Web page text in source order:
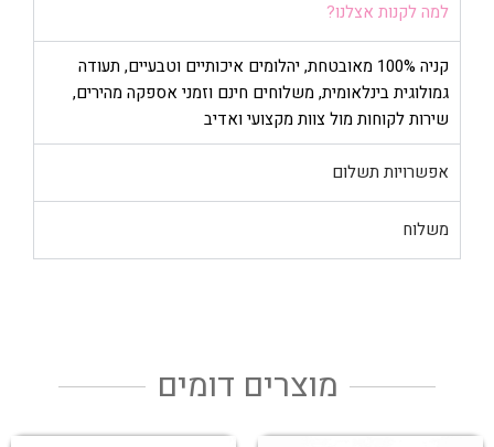
למה לקנות אצלנו?
קניה 100% מאובטחת, יהלומים איכותיים וטבעיים, תעודה
גמולוגית בינלאומית, משלוחים חינם וזמני אספקה מהירים,
שירות לקוחות מול צוות מקצועי ואדיב
אפשרויות תשלום
משלוח
מוצרים דומים